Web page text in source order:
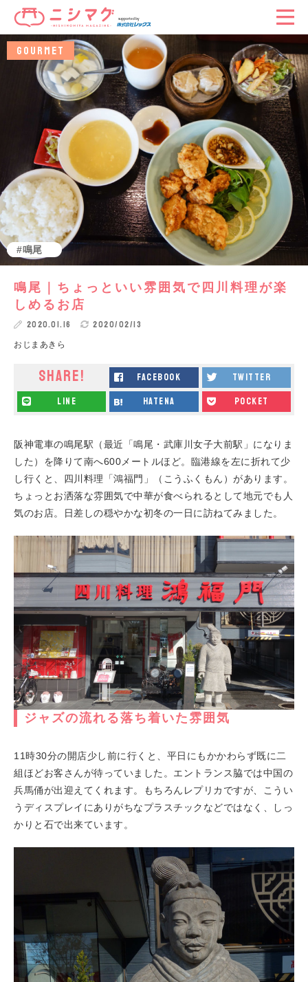
グルメ
鳴尾
GOURMET
鳴尾｜ちょっといい雰囲気で四川料理が楽
しめるお店
2020.01.16 2020/02/13
おじまあきら
SHARE! facebook twitter
line hatena pocket
阪神電車の鳴尾駅（最近「鳴尾・武庫川女子大前駅」になりま
した）を降りて南へ600メートルほど。臨港線を左に折れて少
し行くと、四川料理「鴻福門」（こうふくもん）があります。
ちょっとお洒落な雰囲気で中華が食べられるとして地元でも人
気のお店。日差しの穏やかな初冬の一日に訪ねてみました。
ジャズの流れる落ち着いた雰囲気
11時30分の開店少し前に行くと、平日にもかかわらず既に二
組ほどお客さんが待っていました。エントランス脇では中国の
兵馬俑が出迎えてくれます。もちろんレプリカですが、こうい
うディスプレイにありがちなプラスチックなどではなく、しっ
かりと石で出来ています。